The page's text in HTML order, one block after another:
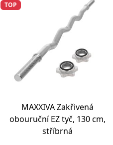
TOP
MAXXIVA Zakřivená
obouruční EZ tyč, 130 cm,
stříbrná